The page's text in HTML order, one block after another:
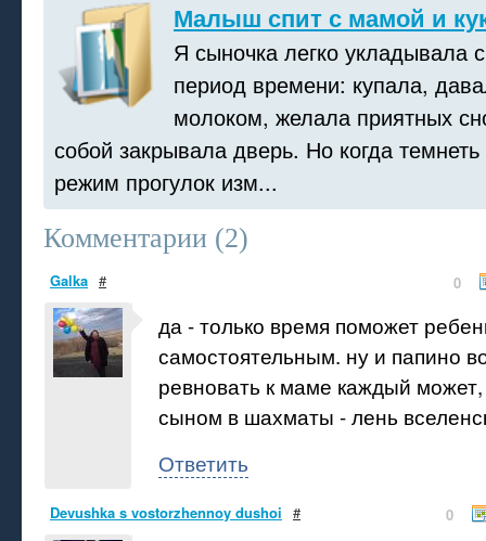
Малыш спит с мамой и
Я сыночка легко укладывала
период времени: купала,
молоком, желала приятных
собой закрывала дверь. Но когда
режим прогулок изм...
Комментарии (2)
Galka # 0
да - только время поможет
самостоятельным. ну и папино
ревновать к маме каждый может,
сыном в шахматы - лень
Ответить
Devushka s vostorzhennoy dushoi # 0